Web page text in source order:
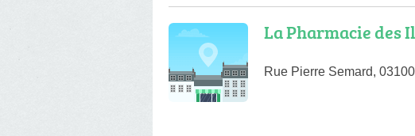
La Pharmacie des
Rue Pierre Semard,